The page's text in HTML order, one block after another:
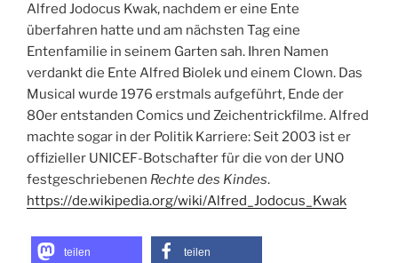
Alfred Jodocus Kwak, nachdem er eine Ente
überfahren hatte und am nächsten Tag eine
Entenfamilie in seinem Garten sah. Ihren Namen
verdankt die Ente Alfred Biolek und einem Clown. Das
Musical wurde 1976 erstmals aufgeführt, Ende der
80er entstanden Comics und Zeichentrickfilme. Alfred
machte sogar in der Politik Karriere: Seit 2003 ist er
offizieller UNICEF-Botschafter für die von der UNO
festgeschriebenen Rechte des Kindes.
https://de.wikipedia.org/wiki/Alfred_Jodocus_Kwak
teilen teilen